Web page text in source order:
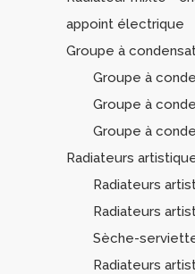
appoint électrique
Groupe à
Groupe à
Groupe à
Groupe à
Radiateurs
Radiateurs
Radiateurs
Sèche-
Radiateurs